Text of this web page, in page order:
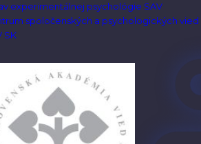
experimentálnej psychológie SAV
spoločenských a psychologických vied
SK